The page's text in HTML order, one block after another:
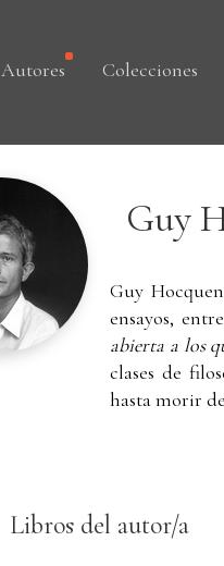
Autores Colecciones
Guy
Guy
ensayos,
abierta a los
clases de
hasta morir
Libros del autor/a